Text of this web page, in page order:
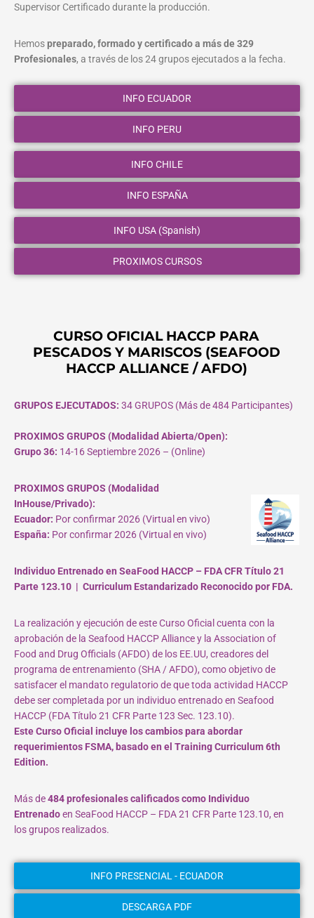
Supervisor Certificado durante la producción.
Hemospreparado, formado y certificado a más de 329
Profesionales, a través de los 24 grupos ejecutados a la fecha.
INFO ECUADOR
INFO PERU
INFO CHILE
INFO ESPAÑA
INFO USA (Spanish)
PROXIMOS CURSOS
CURSO OFICIAL HACCP PARA
PESCADOS Y MARISCOS (SEAFOOD
HACCP ALLIANCE / AFDO)
GRUPOS EJECUTADOS: 34 GRUPOS (Más de 484 Participantes)
PROXIMOS GRUPOS (Modalidad Abierta/Open):
Grupo 36: 14-16 Septiembre 2026 – (Online)
PROXIMOS GRUPOS (Modalidad
InHouse/Privado):
Ecuador: Por confirmar 2026 (Virtual en vivo)
España: Por confirmar 2026 (Virtual en vivo)
Individuo Entrenado en SeaFood HACCP – FDA CFR Título 21
Parte 123.10 | Curriculum Estandarizado Reconocido por FDA.
La realización y ejecución de este Curso Oficial cuenta con la
aprobación de la Seafood HACCP Alliance y la Association of
Food and Drug Officials (AFDO) de los EE.UU, creadores del
programa de entrenamiento (SHA / AFDO), como objetivo de
satisfacer el mandato regulatorio de que toda actividad HACCP
debe ser completada por un individuo entrenado en Seafood
HACCP (FDA Título 21 CFR Parte 123 Sec. 123.10).
Este Curso Oficial incluye los cambios para abordar
requerimientos FSMA, basado en el Training Curriculum 6th
Edition.
Más de484 profesionales calificados como Individuo
Entrenadoen SeaFood HACCP – FDA 21 CFR Parte 123.10, en
los grupos realizados.
INFO PRESENCIAL - ECUADOR
DESCARGA PDF